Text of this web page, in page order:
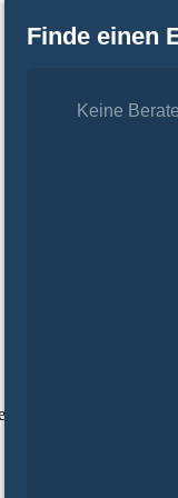
Finde einen
Keine